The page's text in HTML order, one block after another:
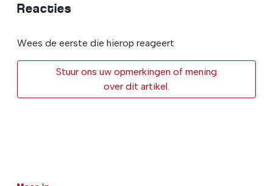
Reacties
Wees de eerste die hierop reageert
Stuur ons uw opmerkingen of mening
over dit artikel.